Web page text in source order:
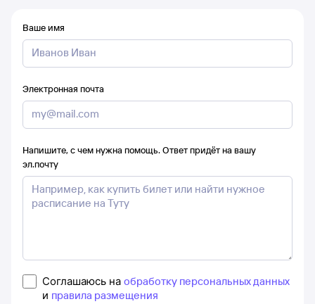
Ваше имя
Электронная почта
Напишите, с чем нужна помощь. Ответ придёт на вашу
эл.почту
Соглашаюсь на обработку персональных данных
и правила размещения